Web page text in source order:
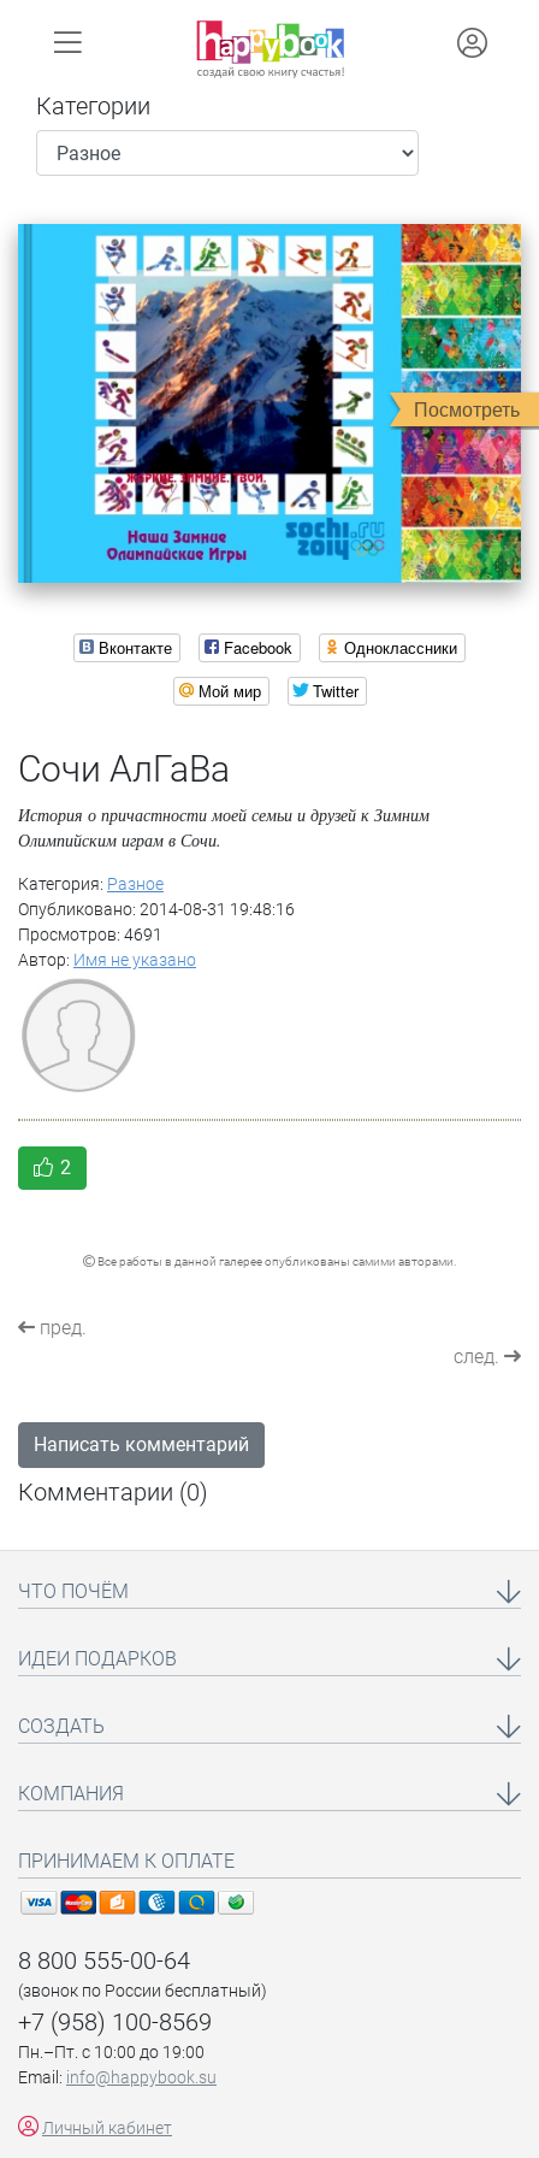
Категории
Посмотреть
Вконтакте Facebook
Одноклассники
Мой мир
Twitter
Сочи АлГаВа
История о причастности моей семьи и друзей к Зимним
Олимпийским играм в Сочи.
Категория: Разное
Опубликовано: 2014-08-31 19:48:16
Просмотров: 4691
Автор: Имя не указано
2
Все работы в данной галерее опубликованы самими авторами.
пред.
след.
Написать комментарий
Комментарии (0)
ЧТО ПОЧЁМ
ИДЕИ ПОДАРКОВ
СОЗДАТЬ
КОМПАНИЯ
ПРИНИМАЕМ К ОПЛАТЕ
8 800 555-00-64
(звонок по России бесплатный)
+7 (958) 100-8569
Пн.–Пт. с 10:00 до 19:00
Email: info@happybook.su
Личный кабинет